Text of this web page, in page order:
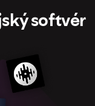
softvér